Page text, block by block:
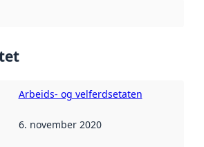
Arbeids- og velferdsetaten
6. november 2020